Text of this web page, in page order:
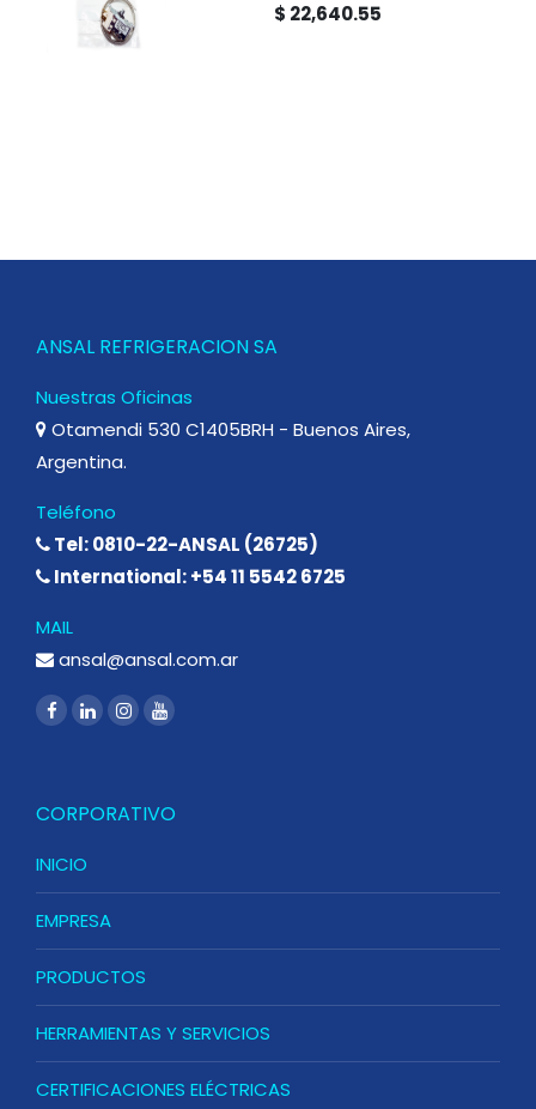
$ 22,640.55
ANSAL REFRIGERACION SA
Nuestras Oficinas
Otamendi 530 C1405BRH - Buenos Aires,
Argentina.
Teléfono
Tel: 0810-22-ANSAL (26725)
International: +54 11 5542 6725
MAIL
ansal@ansal.com.ar
CORPORATIVO
INICIO
EMPRESA
PRODUCTOS
HERRAMIENTAS Y SERVICIOS
CERTIFICACIONES ELÉCTRICAS